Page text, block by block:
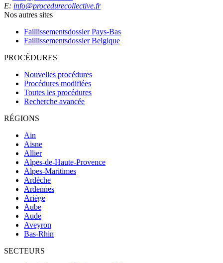
E: info@procedurecollective.fr
Nos autres sites
Faillissementsdossier Pays-Bas
Faillissementsdossier Belgique
PROCÉDURES
Nouvelles procédures
Procédures modifiées
Toutes les procédures
Recherche avancée
RÉGIONS
Ain
Aisne
Allier
Alpes-de-Haute-Provence
Alpes-Maritimes
Ardèche
Ardennes
Ariège
Aube
Aude
Aveyron
Bas-Rhin
SECTEURS